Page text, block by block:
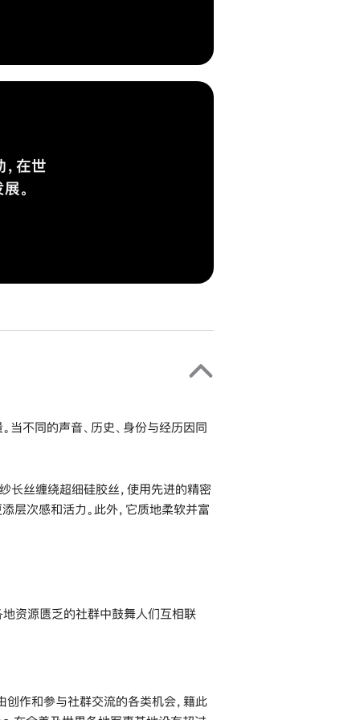
在世
。
不同的声音、历史、身份与经历因同
丝缠绕超细硅胶丝，使用先进的精密
层次感和活力。此外，它质地柔软并富
资源匮乏的社群中鼓舞人们互相联
作和参与社群交流的各类机会，籍此